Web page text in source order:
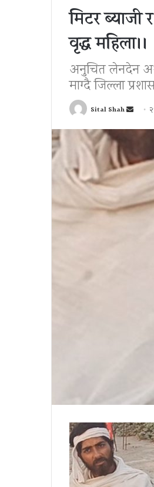
मिटर
वृद्ध महिला।।
अनुचित लेनदेन
माग्दै जिल्ला
Sital Shah
Send
email